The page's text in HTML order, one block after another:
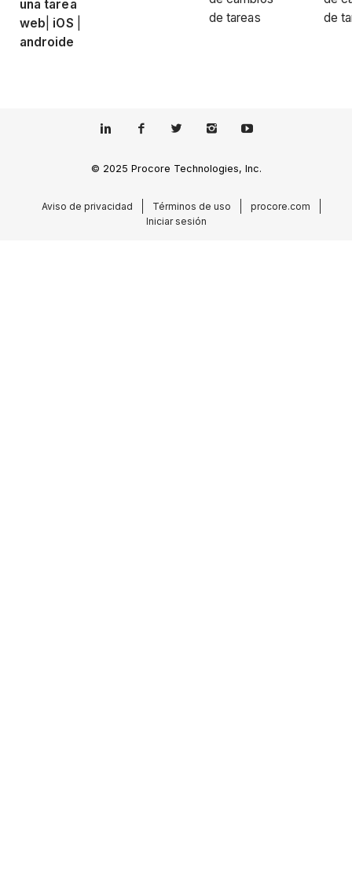
una tarea
web iOS
androide
de tareas
de
© 2025 Procore Technologies, Inc.
Aviso de privacidad Términos de uso
procore.com
Iniciar sesión